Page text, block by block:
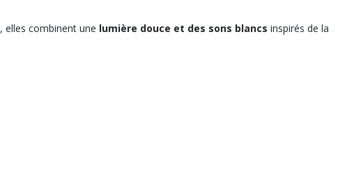
, elles combinent une lumière douce et des sons blancs inspirés de la